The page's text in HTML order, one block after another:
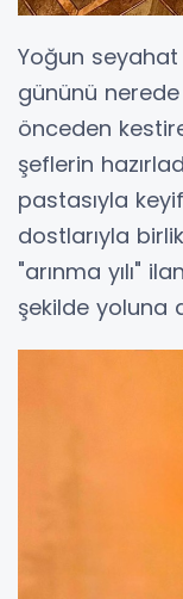
Yoğun
gününü
önceden
şeflerin
pastasıyla
dostlarıyla
"arınma yılı"
şekilde yoluna